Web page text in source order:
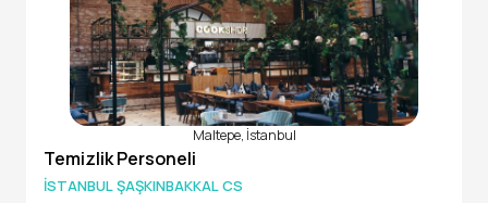
Maltepe, İstanbul
Temizlik Personeli
İSTANBUL ŞAŞKINBAKKAL CS